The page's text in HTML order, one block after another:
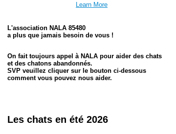
Learn More
L'association NALA 85480
a plus que jamais besoin de vous !
On fait toujours appel à NALA pour aider des chats
et des chatons abandonnés.
SVP veuillez cliquer sur le bouton ci-dessous
comment vous pouvez nous aider.
Les chats en été 2026